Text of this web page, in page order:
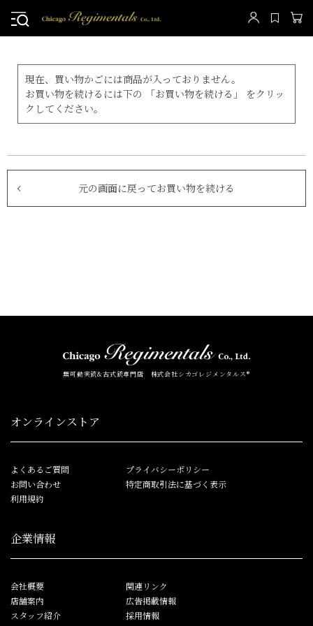
現在、買い物かごには商品が入っておりません。
お買い物を続けるには下の 「お買い物を続ける」 をクリッ
クしてください。
元の画面に戻ってお買い物を続ける
無可動実銃&古式銃専門店 株式会社シカゴレジメンタルス®
オンラインストア
よくあるご質問
お問い合わせ
利用規約
プライバシーポリシー
特定商取引法に基づく表示
企業情報
会社概要
店舗案内
スタッフ紹介
関連リンク
広告掲載情報
採用情報